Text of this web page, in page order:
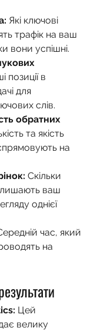
Які ключові
трафік на ваш
вони успішні.
позиції в
для
слів.
обратних
та якість
на
Скільки
ваш
однієї
час, який
на
Цей
велику